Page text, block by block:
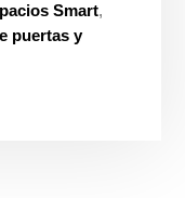
Smart,
puertas y